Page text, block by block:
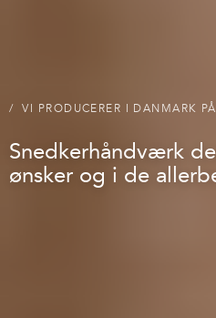
VI PRODUCERER I DANMARK
Snedkerhåndværk
ønsker og i de